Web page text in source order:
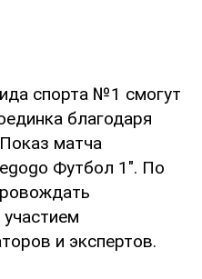
спорта №1 смогут
благодаря
матча
Футбол 1". По
участием
и экспертов.